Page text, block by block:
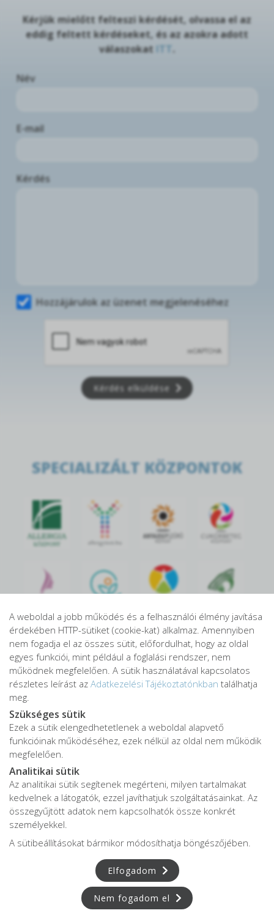
Kérjük mielőtt felteszi kérdését, olvassa el az
eddig feltett kérdéseket, és az azokra adott
válaszokat
Név
E-mail
Kérdés
Hozzájárulok az üzenet megjelenéséhez
Kérdés elküldése
SPECIALIZÁLT KÖZPONTOK
IMMUN
KÖZPONT
jóAlvás
Központ
KÖZPONT
A weboldal a jobb működés és a felhasználói élmény javítása
érdekében HTTP-sütiket (cookie-kat) alkalmaz. Amennyiben
nem fogadja el az összes sütit, előfordulhat, hogy az oldal
egyes funkciói, mint például a foglalási rendszer, nem
működnek megfelelően. A sütik használatával kapcsolatos
részletes leírást az Adatkezelési Tájékoztatónkban találhatja
meg.
Szükséges sütik
Ezek a sütik elengedhetetlenek a weboldal alapvető
funkcióinak működéséhez, ezek nélkül az oldal nem működik
megfelelően.
Analitikai sütik
Az analitikai sütik segítenek megérteni, milyen tartalmakat
kedvelnek a látogatók, ezzel javíthatjuk szolgáltatásainkat. Az
összegyűjtött adatok nem kapcsolhatók össze konkrét
személyekkel.
A sütibeállításokat bármikor módosíthatja böngészőjében.
Elfogadom
Nem fogadom el